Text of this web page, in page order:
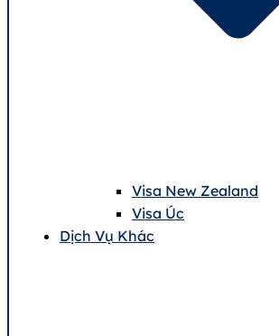
Visa New Zealand
Visa Úc
Dịch Vụ Khác